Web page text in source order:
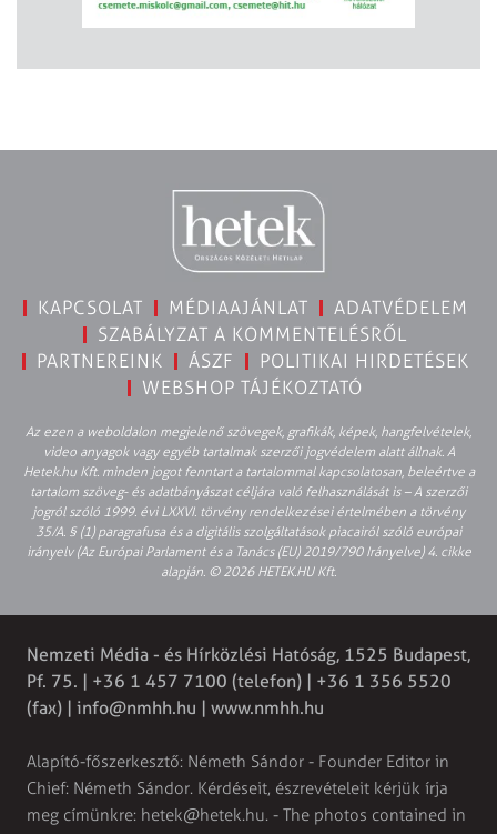
KAPCSOLAT MÉDIAAJÁNLAT
ADATVÉDELEM
SZABÁLYZAT A KOMMENTELÉSRŐL
PARTNEREINK
ÁSZF
POLITIKAI HIRDETÉSEK
WEBSHOP TÁJÉKOZTATÓ
Az ezen a weboldalon megjelenő szövegek, grafikák, képek, hangfelvételek,
video anyagok vagy egyéb tartalmak szerzői jogvédelem alatt állnak. A
Hetek.hu Kft. minden jogot fenntart a tartalommal kapcsolatosan, beleértve a
tartalom szöveg- és adatbányászat céljára való felhasználását is – A szerzői
jogról szóló 1999. évi LXXVI. törvény rendelkezései értelmében a törvény
35/A. § (1) paragrafusa és a digitális szolgáltatások piacairól szóló európai
irányelv (Az Európai Parlament és a Tanács (EU) 2019/790 Irányelve) 4. cikke
alapján. © 2026 HETEK.HU Kft.
Nemzeti Média - és Hírközlési Hatóság, 1525 Budapest,
Pf. 75. | +36 1 457 7100 (telefon) | +36 1 356 5520
(fax) | info@nmhh.hu | www.nmhh.hu
Alapító-főszerkesztő: Németh Sándor - Founder Editor in
Chief: Németh Sándor. Kérdéseit, észrevételeit kérjük írja
meg címünkre: hetek@hetek.hu. - The photos contained in